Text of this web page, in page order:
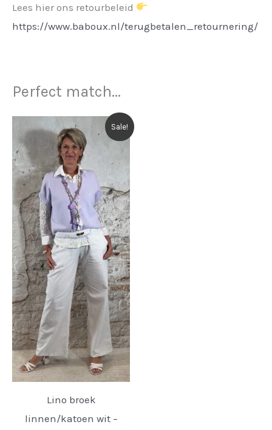
Lees hier ons retourbeleid
https://www.baboux.nl/terugbetalen_retournering/
Perfect match...
Sale!
Lino broek
linnen/katoen wit –